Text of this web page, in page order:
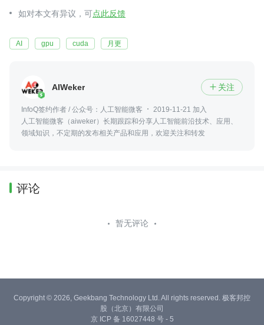
如对本文有异议，可点此反馈
AI gpu cuda 月更
AIWeker  关注
InfoQ签约作者 / 公众号：人工智能微客
2019-11-21 加入
人工智能微客（aiweker）长期跟踪和分享人工智能前沿技术、应用、
领域知识，不定期的发布相关产品和应用，欢迎关注和转发
评论
暂无评论
Copyright © 2026, Geekbang Technology Ltd. All rights reserved. 极客邦控
股（北京）有限公司
京 ICP 备 16027448 号 - 5